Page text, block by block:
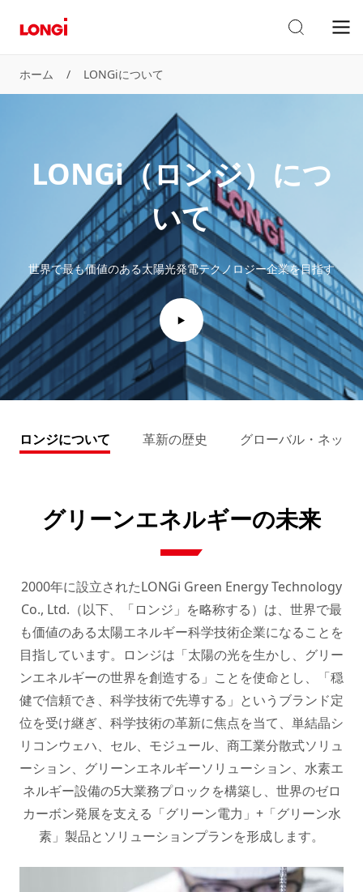
ホーム / LONGiについて
LONGi（ロンジ）につ
いて
世界で最も価値のある太陽光発電テクノロジー企業を目指す
ロンジについて 革新の歴史 グローバル・ネット
グリーンエネルギーの未来
2000年に設立されたLONGi Green Energy Technology
Co., Ltd.（以下、「ロンジ」を略称する）は、世界で最
も価値のある太陽エネルギー科学技術企業になることを
目指しています。ロンジは「太陽の光を生かし、グリー
ンエネルギーの世界を創造する」ことを使命とし、「穏
健で信頼でき、科学技術で先導する」というブランド定
位を受け継ぎ、科学技術の革新に焦点を当て、単結晶シ
リコンウェハ、セル、モジュール、商工業分散式ソリュ
ーション、グリーンエネルギーソリューション、水素エ
ネルギー設備の5大業務プロックを構築し、世界のゼロ
カーボン発展を支える「グリーン電力」+「グリーン水
素」製品とソリューションプランを形成します。